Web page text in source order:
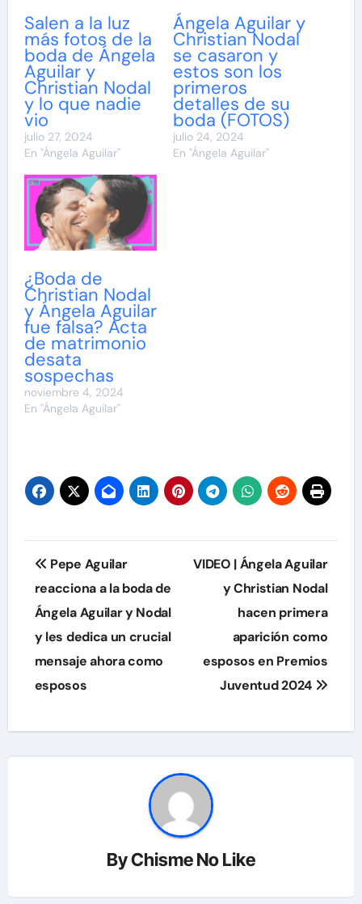
Salen a la luz
más fotos de la
boda de Ángela
Aguilar y
Christian Nodal
y lo que nadie
vio
julio 27, 2024
En "Ángela Aguilar"
Ángela Aguilar y
Christian Nodal
se casaron y
estos son los
primeros
detalles de su
boda (FOTOS)
julio 24, 2024
En "Ángela Aguilar"
¿Boda de
Christian Nodal
y Ángela Aguilar
fue falsa? Acta
de matrimonio
desata
sospechas
noviembre 4, 2024
En "Ángela Aguilar"
Navegación
de
entradas
Pepe Aguilar
reacciona a la boda de
Ángela Aguilar y Nodal
y les dedica un crucial
mensaje ahora como
esposos
VIDEO | Ángela Aguilar
y Christian Nodal
hacen primera
aparición como
esposos en Premios
Juventud 2024
ByChisme No Like